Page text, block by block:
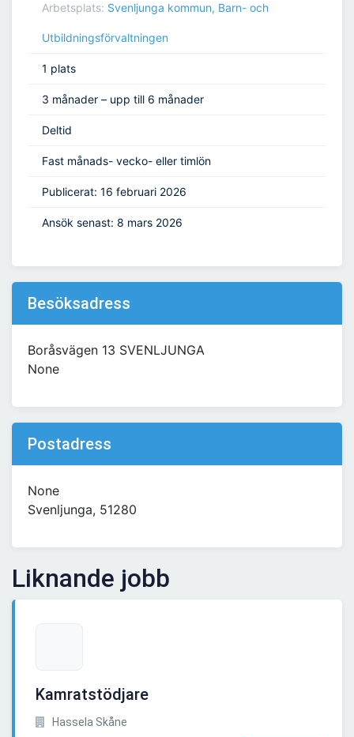
Arbetsplats: Svenljunga kommun, Barn- och
Utbildningsförvaltningen
1 plats
3 månader – upp till 6 månader
Deltid
Fast månads- vecko- eller timlön
Publicerat: 16 februari 2026
Ansök senast: 8 mars 2026
Besöksadress
Boråsvägen 13 SVENLJUNGA
None
Postadress
None
Svenljunga, 51280
Liknande jobb
Kamratstödjare
Hassela Skåne